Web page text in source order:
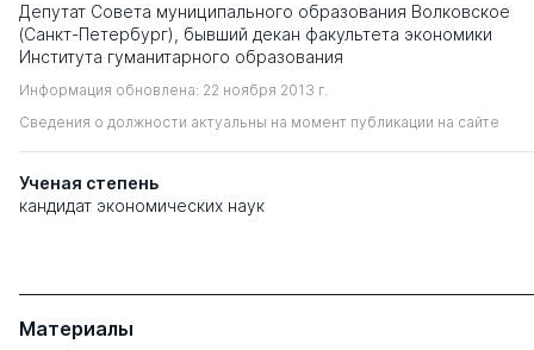
Депутат Совета муниципального образования Волковское
(Санкт-Петербург), бывший декан факультета экономики
Института гуманитарного образования
Информация обновлена: 22 ноября 2013 г.
Сведения о должности актуальны на момент публикации на сайте
Ученая степень
кандидат экономических наук
Материалы